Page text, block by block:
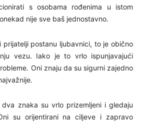
s osobama rođenima u istom
nije sve baš jednostavno.
prijatelji postanu ljubavnici, to je obično
vezu. Iako je to vrlo ispunjavajući
Oni znaju da su sigurni zajedno
dva znaka su vrlo prizemljeni i gledaju
su orijentirani na ciljeve i zapravo